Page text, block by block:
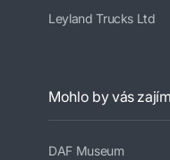
Leyland Trucks Ltd
Mohlo by vás
DAF Museum